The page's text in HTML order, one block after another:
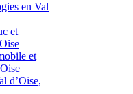
en Val
et
et
d’Oise,